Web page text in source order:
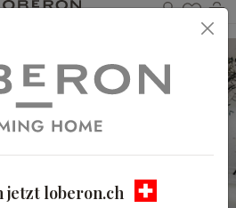
Du
jetzt loberon.ch